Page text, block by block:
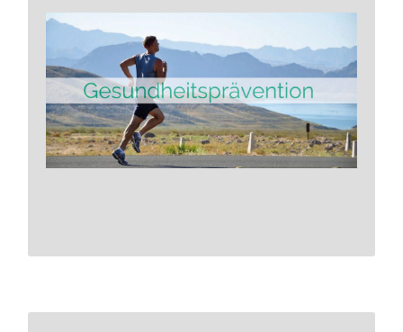
Die Vorstellung, dass sich soziale
Verantwortung und
ökonomischer Erfolg
ausschließen, ist längst
widerlegt. Tatsächlich sind
nachhaltige Unternehmen oft
langfristig erfolgreicher.